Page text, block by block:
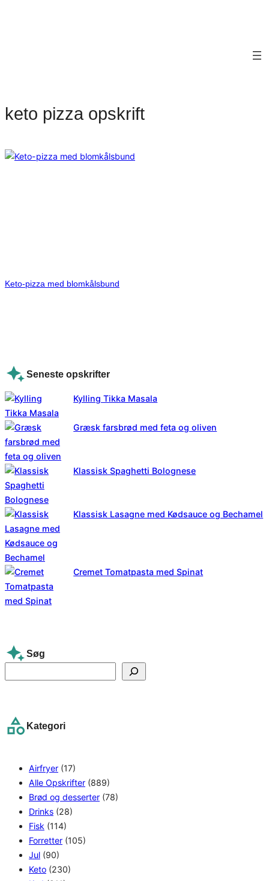
keto pizza opskrift
Keto-pizza med blomkålsbund
Seneste opskrifter
Kylling Tikka Masala
Græsk farsbrød med feta og oliven
Klassisk Spaghetti Bolognese
Klassisk Lasagne med Kødsauce og Bechamel
Cremet Tomatpasta med Spinat
Søg
e
c
Kategori
Airfryer (17)
Alle Opskrifter (889)
Brød og desserter (78)
Drinks (28)
Fisk (114)
Forretter (105)
Jul (90)
Keto (230)